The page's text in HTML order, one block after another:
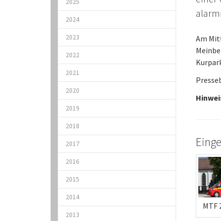
2025
2024
2023
2022
2021
2020
2019
2018
2017
2016
2015
2014
2013
Am
MTF